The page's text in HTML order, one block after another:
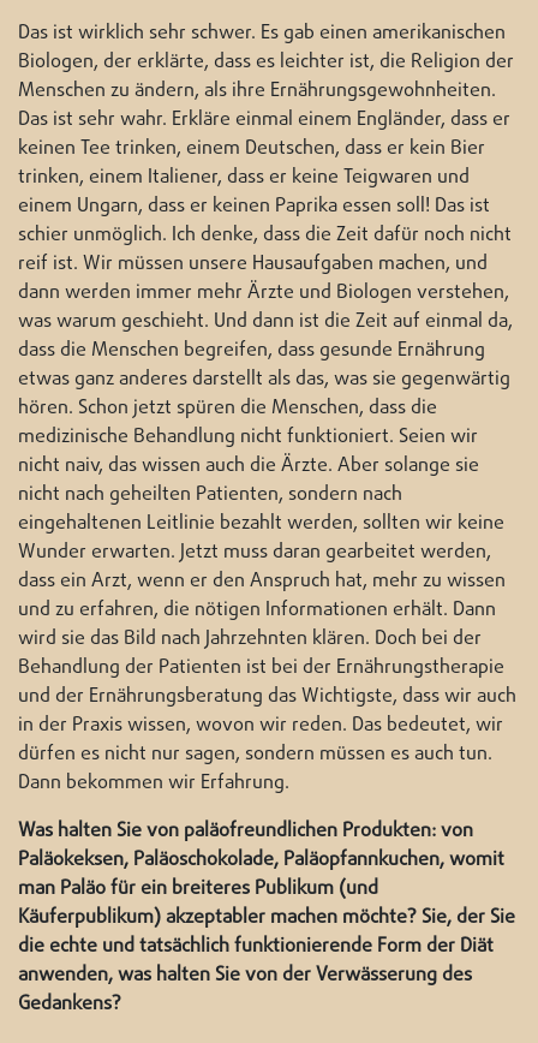
Das ist wirklich sehr schwer. Es gab einen amerikanischen
Biologen, der erklärte, dass es leichter ist, die Religion der
Menschen zu ändern, als ihre Ernährungsgewohnheiten.
Das ist sehr wahr. Erkläre einmal einem Engländer, dass er
keinen Tee trinken, einem Deutschen, dass er kein Bier
trinken, einem Italiener, dass er keine Teigwaren und
einem Ungarn, dass er keinen Paprika essen soll! Das ist
schier unmöglich. Ich denke, dass die Zeit dafür noch nicht
reif ist. Wir müssen unsere Hausaufgaben machen, und
dann werden immer mehr Ärzte und Biologen verstehen,
was warum geschieht. Und dann ist die Zeit auf einmal da,
dass die Menschen begreifen, dass gesunde Ernährung
etwas ganz anderes darstellt als das, was sie gegenwärtig
hören. Schon jetzt spüren die Menschen, dass die
medizinische Behandlung nicht funktioniert. Seien wir
nicht naiv, das wissen auch die Ärzte. Aber solange sie
nicht nach geheilten Patienten, sondern nach
eingehaltenen Leitlinie bezahlt werden, sollten wir keine
Wunder erwarten. Jetzt muss daran gearbeitet werden,
dass ein Arzt, wenn er den Anspruch hat, mehr zu wissen
und zu erfahren, die nötigen Informationen erhält. Dann
wird sie das Bild nach Jahrzehnten klären. Doch bei der
Behandlung der Patienten ist bei der Ernährungstherapie
und der Ernährungsberatung das Wichtigste, dass wir auch
in der Praxis wissen, wovon wir reden. Das bedeutet, wir
dürfen es nicht nur sagen, sondern müssen es auch tun.
Dann bekommen wir Erfahrung.
Was halten Sie von paläofreundlichen Produkten: von
Paläokeksen, Paläoschokolade, Paläopfannkuchen, womit
man Paläo für ein breiteres Publikum (und
Käuferpublikum) akzeptabler machen möchte? Sie, der Sie
die echte und tatsächlich funktionierende Form der Diät
anwenden, was halten Sie von der Verwässerung des
Gedankens?